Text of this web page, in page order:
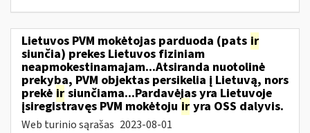
Lietuvos PVM mokėtojas parduoda (pats ir
siunčia) prekes Lietuvos fiziniam
neapmokestinamajam...Atsiranda nuotolinė
prekyba, PVM objektas persikelia į Lietuvą, nors
prekė ir siunčiama...Pardavėjas yra Lietuvoje
įsiregistravęs PVM mokėtoju ir yra OSS dalyvis.
Web turinio sąrašas 2023-08-01